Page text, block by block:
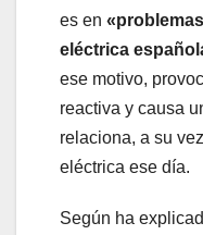
es en
eléctrica
ese motivo,
reactiva y causa
relaciona, a su
eléctrica ese día.
Según ha